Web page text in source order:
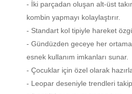
- İki parçadan oluşan alt-üst
kombin yapmayı kolaylaştırır.
- Standart kol tipiyle hareket
- Gündüzden geceye her
esnek kullanım imkanları sunar.
- Çocuklar için özel olarak
- Leopar deseniyle trendleri